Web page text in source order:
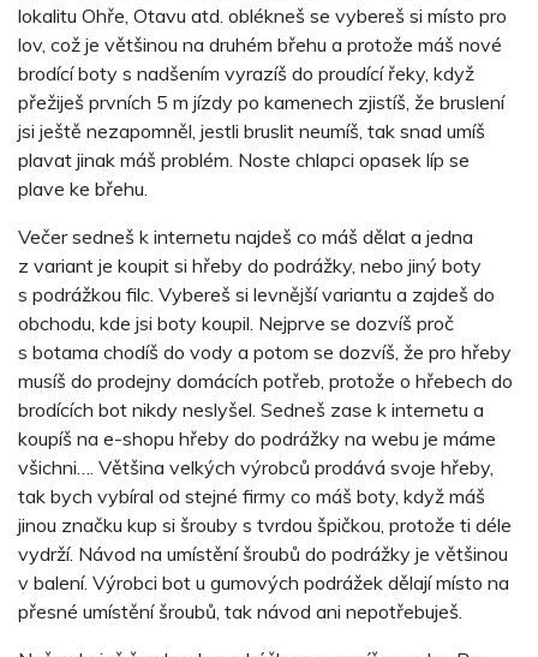
lokalitu Ohře, Otavu atd. oblékneš se vybereš si místo pro
lov, což je většinou na druhém břehu a protože máš nové
brodící boty s nadšením vyrazíš do proudící řeky, když
přežiješ prvních 5 m jízdy po kamenech zjistíš, že bruslení
jsi ještě nezapomněl, jestli bruslit neumíš, tak snad umíš
plavat jinak máš problém. Noste chlapci opasek líp se
plave ke břehu.
Večer sedneš k internetu najdeš co máš dělat a jedna
z variant je koupit si hřeby do podrážky, nebo jiný boty
s podrážkou filc. Vybereš si levnější variantu a zajdeš do
obchodu, kde jsi boty koupil. Nejprve se dozvíš proč
s botama chodíš do vody a potom se dozvíš, že pro hřeby
musíš do prodejny domácích potřeb, protože o hřebech do
brodících bot nikdy neslyšel. Sedneš zase k internetu a
koupíš na e-shopu hřeby do podrážky na webu je máme
všichni…. Většina velkých výrobců prodává svoje hřeby,
tak bych vybíral od stejné firmy co máš boty, když máš
jinou značku kup si šrouby s tvrdou špičkou, protože ti déle
vydrží. Návod na umístění šroubů do podrážky je většinou
v balení. Výrobci bot u gumových podrážek dělají místo na
přesné umístění šroubů, tak návod ani nepotřebuješ.